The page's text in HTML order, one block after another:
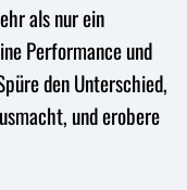
als nur ein
Performance und
den Unterschied,
und erobere